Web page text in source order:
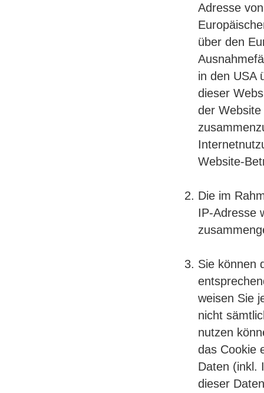
Adresse
über den
in den USA
dieser
der
Website-
Die im
IP-Adresse
Sie können
weisen Sie
nicht
nutzen
das Cookie
Daten (inkl.
dieser